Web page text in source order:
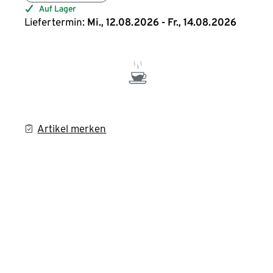
Auf Lager
Liefertermin: Mi., 12.08.2026 - Fr., 14.08.2026
Artikel merken